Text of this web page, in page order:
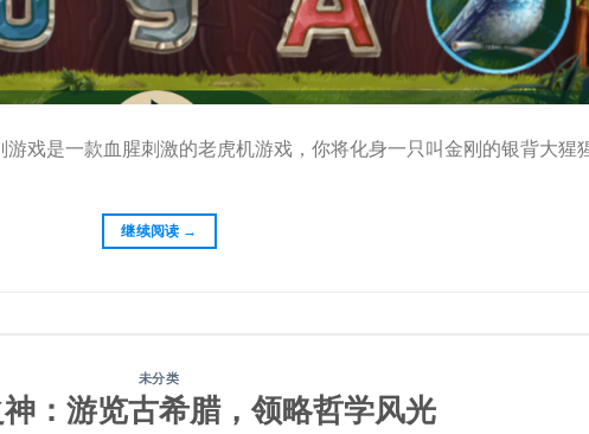
戏是一款血腥刺激的老虎机游戏，你将化身一只叫金刚的银背大猩
继续阅读 →
未分类
：游览古希腊，领略哲学风光